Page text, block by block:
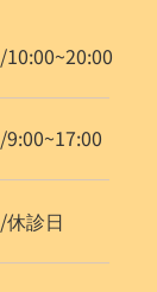
/10:00~20:00
/9:00~17:00
/休診日